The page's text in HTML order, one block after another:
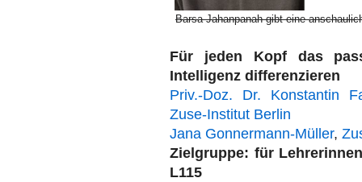
Barsa Jahanpanah gibt eine
Für jeden Kopf das
Intelligenz differenzieren
Priv.-Doz. Dr. Konstantin
Zuse-Institut Berlin
Jana Gonnermann-Müller,
Zielgruppe: für
L115